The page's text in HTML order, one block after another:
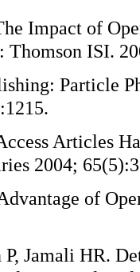
Impact of
Thomson ISI.
Particle
Articles
2004;
of
Jamali HR.